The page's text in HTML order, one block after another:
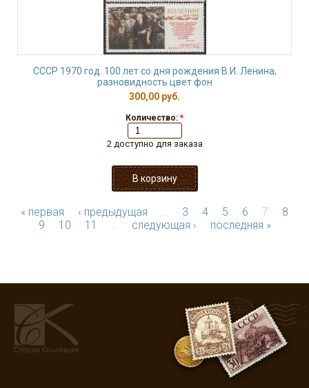
СССР 1970 год. 100 лет со дня рождения В.И. Ленина,
разновидность цвет фон
300,00 руб.
Количество: *
2 доступно для заказа
« первая ‹ предыдущая … 3 4 5 6 7
8
9
10 11 … следующая › последняя »